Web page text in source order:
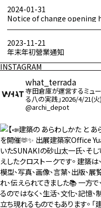
2024-01-31
Notice of change opening
2023-11-21
年末年初營​​業通知
INSTAGRAM
what_terrada
寺田倉庫が運営するミュ
る八の実践」2026/4/21(
@archi_depot